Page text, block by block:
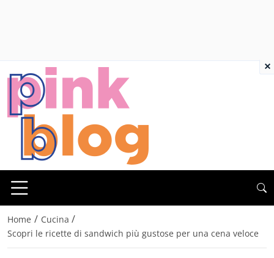
Home / Cucina /
Scopri le ricette di sandwich più gustose per una cena veloce
×